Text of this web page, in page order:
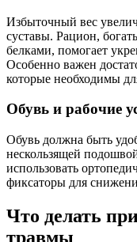
Избыточный вес
суставы. Рацион,
белками, помогает
Особенно важен
которые необходимы
Обувь и рабочие
Обувь должна быть
нескользящей
использовать
фиксаторы для
Что делать
травмы